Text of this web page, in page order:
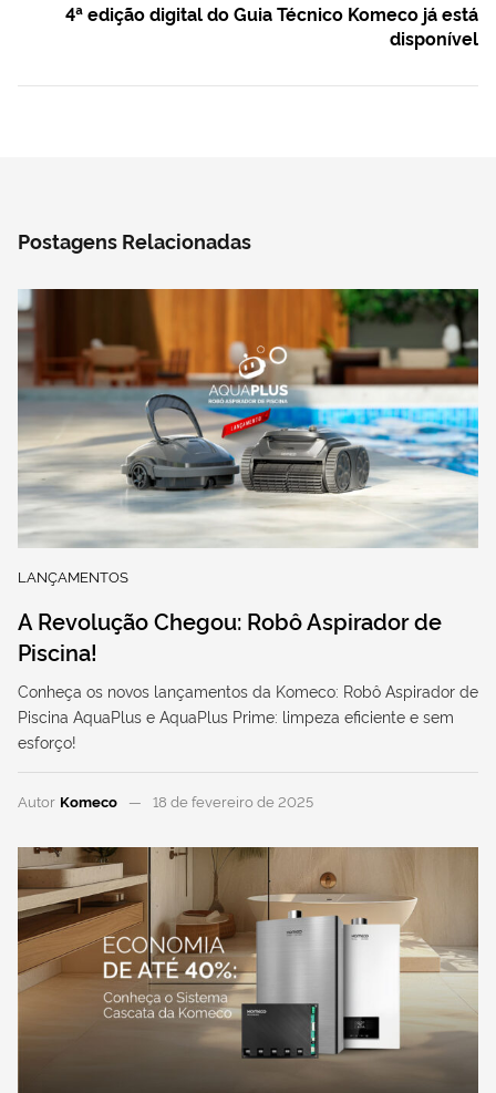
4ª edição digital do Guia Técnico Komeco já está
disponível
Postagens Relacionadas
LANÇAMENTOS
A Revolução Chegou: Robô Aspirador de
Piscina!
Conheça os novos lançamentos da Komeco: Robô Aspirador de
Piscina AquaPlus e AquaPlus Prime: limpeza eficiente e sem
esforço!
Autor Komeco 18 de fevereiro de 2025